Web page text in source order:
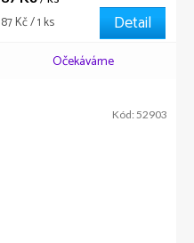
Očekáváme
Měrná
87 Kč / 1 ks Detail
polypeptidy a účinnou
obnovující maskou na jejich
Kód: 52903